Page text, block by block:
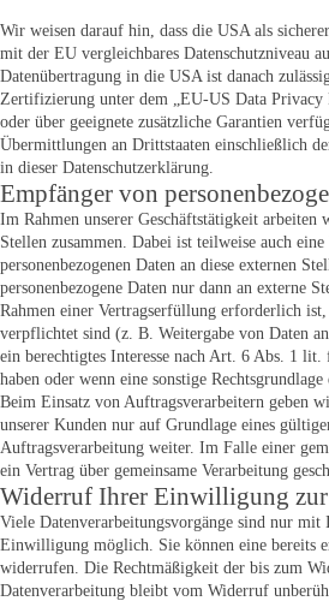
Wir weisen darauf hin, dass die USA als
mit der EU vergleichbares Datenschutzniveau
Datenübertragung in die USA ist danach
Zertifizierung unter dem „EU-US Data
oder über geeignete zusätzliche Garantien
Übermittlungen an Drittstaaten einschließlich
in dieser Datenschutzerklärung.
Empfänger von
Im Rahmen unserer Geschäftstätigkeit arbeiten
Stellen zusammen. Dabei ist teilweise auch
personenbezogenen Daten an diese externen
personenbezogene Daten nur dann an externe
Rahmen einer Vertragserfüllung erforderlich
verpflichtet sind (z. B. Weitergabe von Daten
ein berechtigtes Interesse nach Art. 6 Abs. 1
haben oder wenn eine sonstige
Beim Einsatz von Auftragsverarbeitern geben
unserer Kunden nur auf Grundlage eines
Auftragsverarbeitung weiter. Im Falle einer
ein Vertrag über gemeinsame Verarbeitung
Widerruf Ihrer Einwilligung zur
Viele Datenverarbeitungsvorgänge sind nur mit
Einwilligung möglich. Sie können eine bereits
widerrufen. Die Rechtmäßigkeit der bis zum
Datenverarbeitung bleibt vom Widerruf